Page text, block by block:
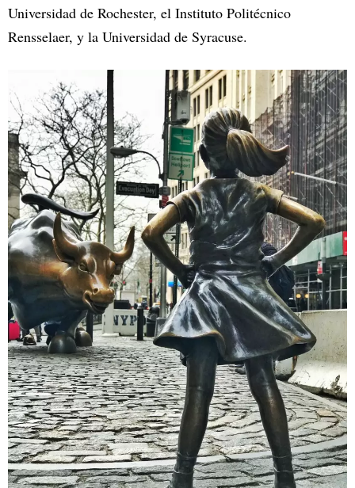
Universidad de Rochester, el Instituto Politécnico
Rensselaer, y la Universidad de Syracuse.